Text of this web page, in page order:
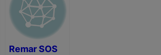
Remar SOS